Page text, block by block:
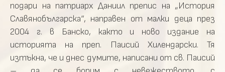
подари на патриарх Даниил препис на „История
Славянобългарска“, направен от малки деца през
2004 г. в Банско, както и ново издание на
историята на преп. Паисий Хилендарски. Тя
изтъкна, че и днес думите, написани от св. Паисий